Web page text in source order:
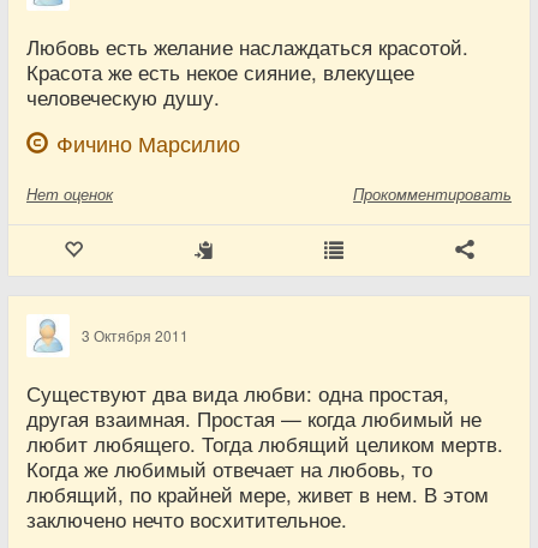
Любовь есть желание наслаждаться красотой.
Красота же есть некое сияние, влекущее
человеческую душу.
Фичино Марсилио
Нет оценок Прокомментировать
3 Октября 2011
Существуют два вида любви: одна простая,
другая взаимная. Простая — когда любимый не
любит любящего. Тогда любящий целиком мертв.
Когда же любимый отвечает на любовь, то
любящий, по крайней мере, живет в нем. В этом
заключено нечто восхитительное.